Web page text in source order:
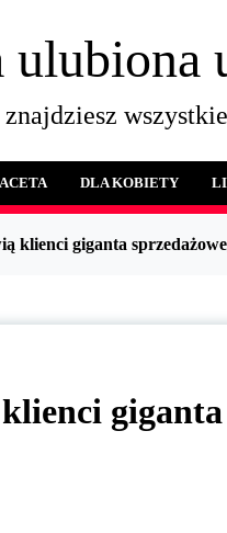
DLA KOBIETY
klienci giganta
giganta